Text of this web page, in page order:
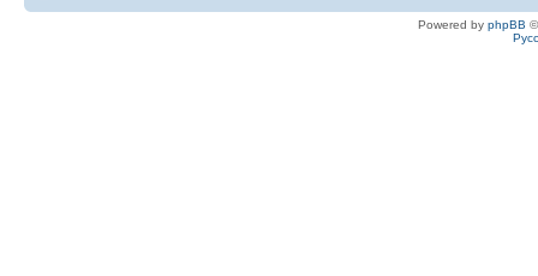
Powered by phpBB